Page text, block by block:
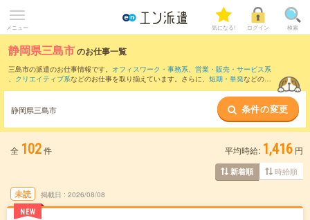
メニュー 気になる! ログイン 検索
静岡県三島市のお仕事一覧
三島市の派遣のお仕事情報です。 オフィスワーク・事務系、 営業・販売・サービス系
、 クリエイティブ系などのお仕事を取り揃えています。さらに、 短期 ・ 単発などの期
また、沼津市・
など隣接エリアのお仕事もご確
認いただけます。
静岡県三島市 条件の変更
全 102件 平均時給: 1,416 円
新着順 時給順
未読
NEW
掲載日 2026/08/08